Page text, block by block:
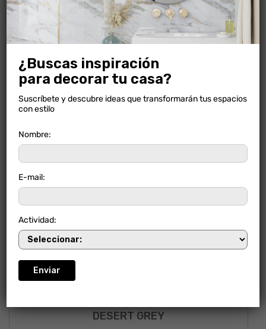
DESERT GREY
¿Buscas inspiración
para decorar tu casa?
Suscríbete y descubre ideas que transformarán tus espacios
con estilo
Nombre:
E-mail:
Actividad: